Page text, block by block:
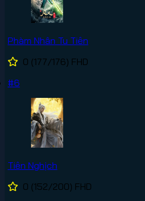
Phàm Nhân Tu Tiên
0 (177/176) FHD
#6
Tiên Nghịch
0 (152/200) FHD